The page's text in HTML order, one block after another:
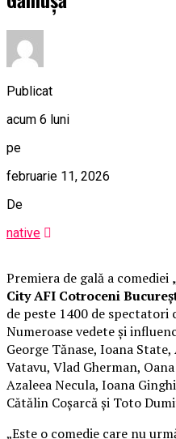
Publicat
acum 6 luni
pe
februarie 11, 2026
De
native
Premiera de gală a comediei
City AFI Cotroceni
de peste 1400 de spectatori
Numeroase vedete și
George Tănase, Ioana
Vatavu, Vlad Gherman,
Azaleea Necula, Ioana
Cătălin Coșarcă și Toto
„Este o comedie care nu